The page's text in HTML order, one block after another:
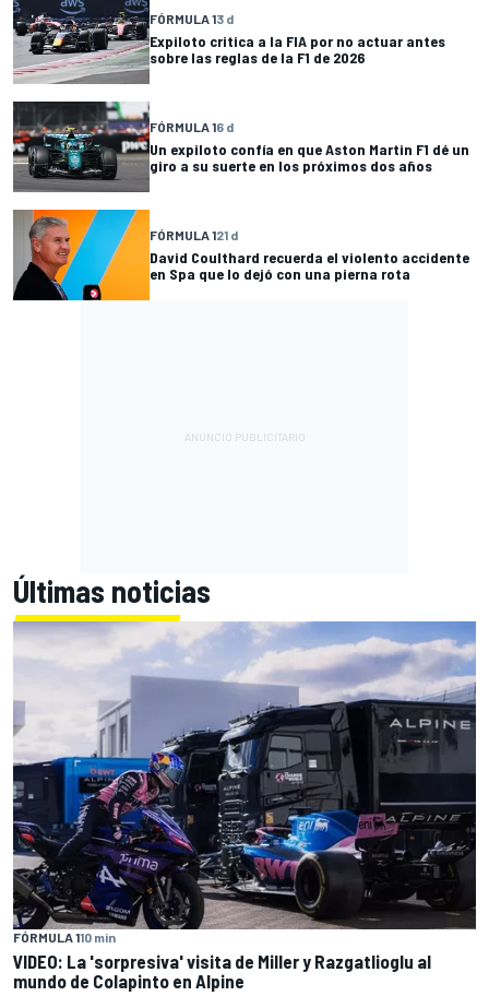
FÓRMULA 13 d
Expiloto critica a la FIA por no actuar antes
sobre las reglas de la F1 de 2026
FÓRMULA 16 d
Un expiloto confía en que Aston Martin F1 dé un
giro a su suerte en los próximos dos años
FÓRMULA 121 d
David Coulthard recuerda el violento accidente
en Spa que lo dejó con una pierna rota
Últimas noticias
FÓRMULA 110 min
VIDEO: La 'sorpresiva' visita de Miller y Razgatlioglu al
mundo de Colapinto en Alpine